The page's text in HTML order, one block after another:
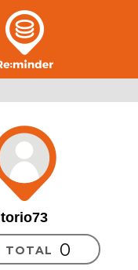
torio73
TOTAL 0